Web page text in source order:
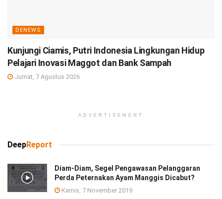
DENEWS
Kunjungi Ciamis, Putri Indonesia Lingkungan Hidup
Pelajari Inovasi Maggot dan Bank Sampah
Jumat, 7 Agustus 2026
ADVERTISEMENT
DeepReport
Diam-Diam, Segel Pengawasan Pelanggaran
Perda Peternakan Ayam Manggis Dicabut?
Kamis, 7 November 2019